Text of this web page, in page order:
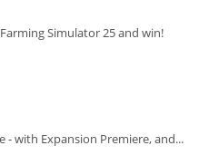
Simulator 25 and win!
- with Expansion Premiere, and...